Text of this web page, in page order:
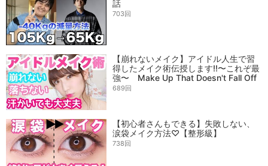
話
703回
【崩れないメイク】アイドル人生で習
得したメイク術伝授します!!〜これぞ最
強〜 Make Up That Doesn't Fall Off
689回
【初心者さんもできる】失敗しない、
涙袋メイク方法♡【整形級】
738回